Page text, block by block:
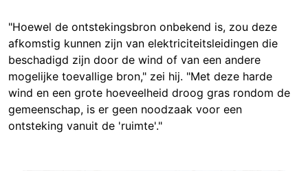
"Hoewel de ontstekingsbron onbekend is, zou deze
afkomstig kunnen zijn van elektriciteitsleidingen die
beschadigd zijn door de wind of van een andere
mogelijke toevallige bron," zei hij. "Met deze harde
wind en een grote hoeveelheid droog gras rondom de
gemeenschap, is er geen noodzaak voor een
ontsteking vanuit de 'ruimte'."